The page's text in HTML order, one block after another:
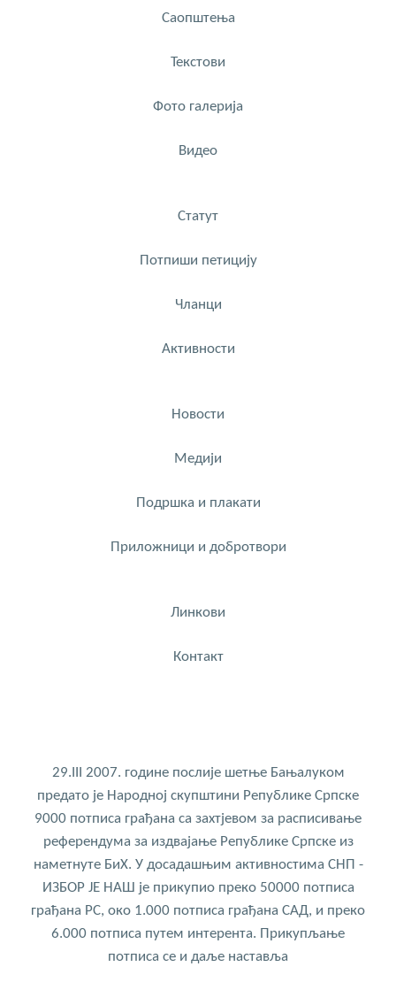
Саопштења
Текстови
Фото галерија
Видео
Статут
Потпиши петицију
Чланци
Активности
Новости
Медији
Подршка и плакати
Приложници и добротвори
Линкови
Контакт
29.III 2007. године послије шетње Бањалуком
предато је Народној скупштини Републике Српске
9000 потписа грађана са захтјевом за расписивање
референдума за издвајање Републике Српске из
наметнуте БиХ. У досадашњим активностима СНП -
ИЗБОР ЈЕ НАШ је прикупио преко 50000 потписа
грађана РС, око 1.000 потписа грађана САД, и преко
6.000 потписа путем интерента. Прикупљање
потписа се и даље наставља